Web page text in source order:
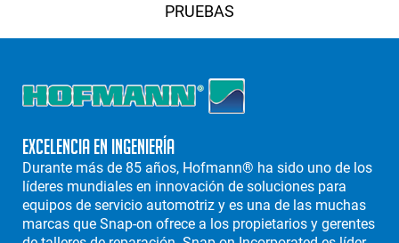
PRUEBAS
Excelencia en Ingeniería
Durante más de 85 años, Hofmann® ha sido uno de los
líderes mundiales en innovación de soluciones para
equipos de servicio automotriz y es una de las muchas
marcas que Snap-on ofrece a los propietarios y gerentes